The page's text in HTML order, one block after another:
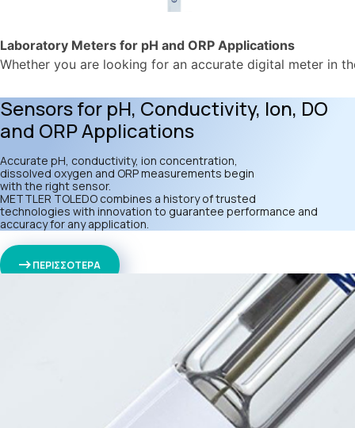
Laboratory Meters for pH and ORP Applications
Whether you are looking for an accurate digital meter in
Sensors for pH, Conductivity, Ion, DO
and ORP Applications
Accurate pH, conductivity, ion concentration,
dissolved oxygen and ORP measurements begin
with the right sensor.
METTLER TOLEDO combines a history of trusted
technologies with innovation to guarantee performance and
accuracy for any application.
ΠΕΡΙΣΣΟΤΕΡΑ